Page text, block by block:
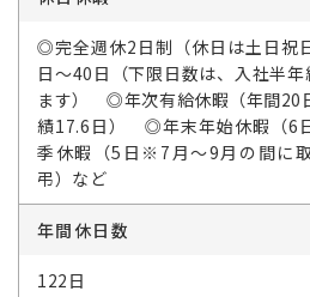
◎完全週休2日制（休日は土日
日～40日（下限日数は、入社半
ます） ◎年次有給休暇（年間20
績17.6日） ◎年末年始休暇（
季休暇（5日※7月～9月の間に
弔）など
年間休日数
122日